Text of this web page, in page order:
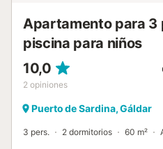
Apartamento para 3
piscina para niños
10,0
2 opiniones
Puerto de Sardina, Gáldar
3 pers. 2 dormitorios 60 m²